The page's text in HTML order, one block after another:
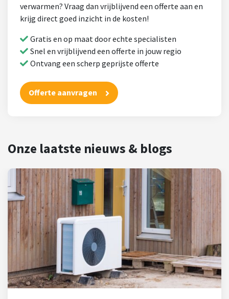
verwarmen? Vraag dan vrijblijvend een offerte aan en
krijg direct goed inzicht in de kosten!
Gratis en op maat door echte specialisten
Snel en vrijblijvend een offerte in jouw regio
Ontvang een scherp geprijste offerte
Offerte aanvragen
Onze laatste nieuws & blogs